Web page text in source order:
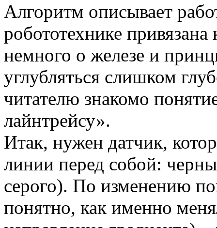
Алгоритм описывает
робототехнике
немного о железе и
углубляться слишком
читателю знакомо
лайнтрейсу».
Итак, нужен датчик,
линии перед собой:
серого). По изменению
понятно, как именно